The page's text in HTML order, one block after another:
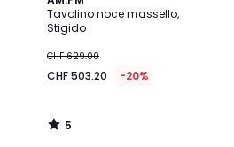
Tavolino noce massello,
Stigido
CHF 629.00
CHF 503.20 -20%
/
5
5
/